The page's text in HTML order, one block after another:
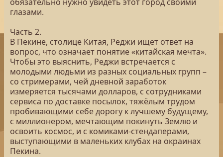
глазами.
Часть 2.
В Пекине, столице Китая, Реджи ищет ответ на
вопрос, что означает понятие «китайская мечта».
Чтобы это выяснить, Реджи встречается с
молодыми людьми из разных социальных групп –
со стримерами, чей дневной заработок
измеряется тысячами долларов, с сотрудниками
сервиса по доставке посылок, тяжёлым трудом
пробивающими себе дорогу к лучшему будущему,
с миллионером, мечтающим покинуть Землю и
освоить космос, и с комиками-стендаперами,
выступающими в маленьких клубах на окраинах
Пекина.